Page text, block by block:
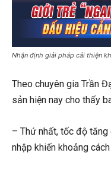
Nhận định giải pháp cải thiện
Theo chuyên gia Trần
sản hiện nay cho thấy
– Thứ nhất, tốc độ
nhập khiến khoảng